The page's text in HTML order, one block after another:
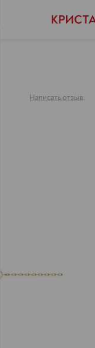
Написать отзыв